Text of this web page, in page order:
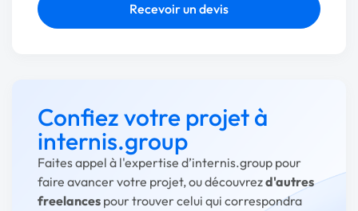
Recevoir un devis
Confiez votre projet à
internis.group
Faites appel à l'expertise d’internis.group pour
faire avancer votre projet, ou découvrezd'autres
freelances pour trouver celui qui correspondra